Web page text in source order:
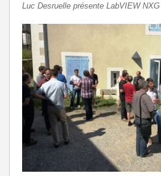
Luc Desruelle présente LabVIEW